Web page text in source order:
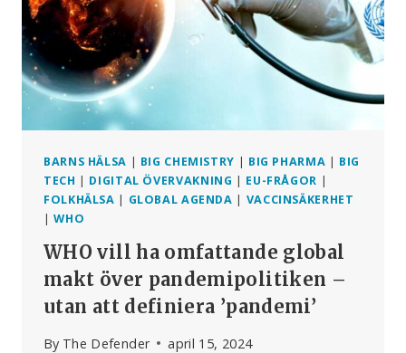
BARNS HÄLSA | BIG CHEMISTRY | BIG PHARMA | BIG
TECH | DIGITAL ÖVERVAKNING | EU-FRÅGOR |
FOLKHÄLSA | GLOBAL AGENDA | VACCINSÄKERHET
|WHO
WHO vill ha omfattande global
makt över pandemipolitiken –
utan att definiera ’pandemi’
By The Defender april 15, 2024